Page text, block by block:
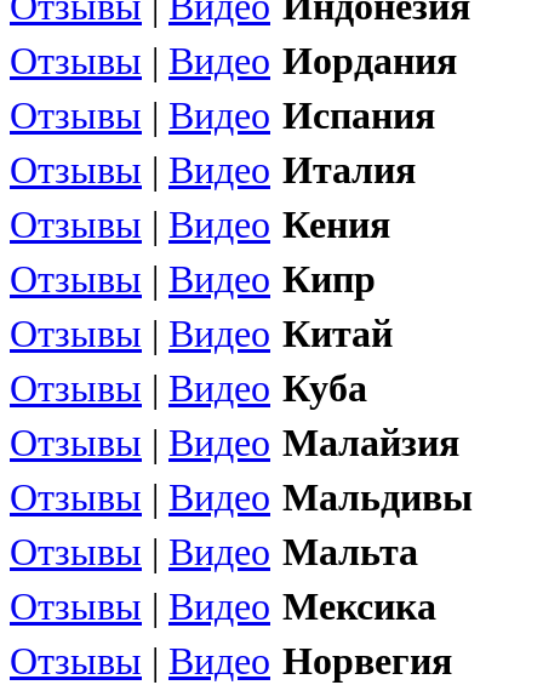
Отзывы | Видео Иордания
Отзывы | Видео Испания
Отзывы | Видео Италия
Отзывы | Видео Кения
Отзывы | Видео Кипр
Отзывы | Видео Китай
Отзывы | Видео Куба
Отзывы | Видео Малайзия
Отзывы | Видео Мальдивы
Отзывы | Видео Мальта
Отзывы | Видео Мексика
Отзывы | Видео Норвегия